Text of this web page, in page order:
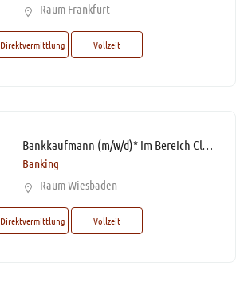
Raum Frankfurt
Direktvermittlung Vollzeit
Bankkaufmann (m/w/d)* im Bereich Client Services mit Homeoffice-Option
Banking
Raum Wiesbaden
Direktvermittlung Vollzeit